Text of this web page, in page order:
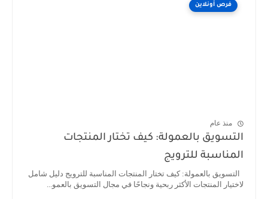
فرص أونلاين
منذ عام
التسويق بالعمولة: كيف تختار المنتجات
المناسبة للترويج
التسويق بالعمولة: كيف تختار المنتجات المناسبة للترويج دليل شامل
لاختيار المنتجات الأكثر ربحية ونجاحًا في مجال التسويق بالعمو...